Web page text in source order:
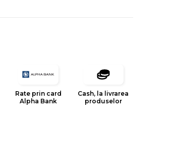
Rate prin card
Alpha Bank
Cash, la livrarea
produselor